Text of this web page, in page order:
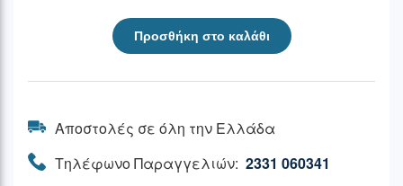
Προσθήκη στο καλάθι
Αποστολές σε όλη την Ελλάδα
Τηλέφωνο Παραγγελιών: 2331 060341